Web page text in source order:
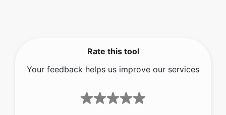
Rate this tool
Your feedback helps us improve our services